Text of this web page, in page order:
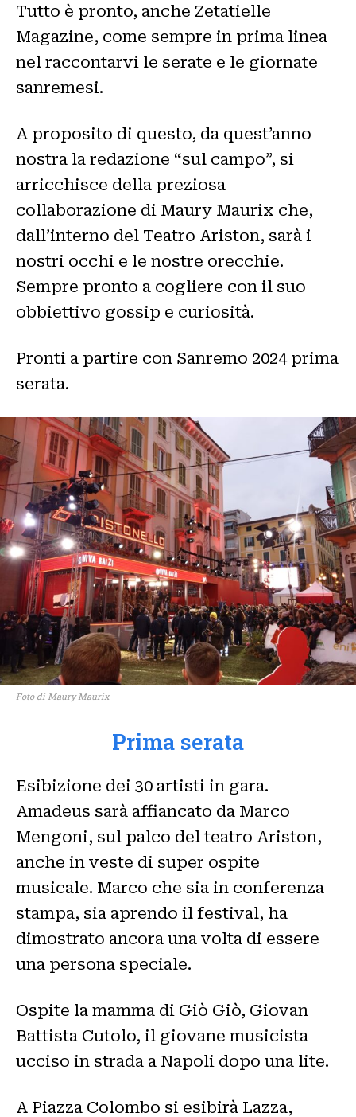
Tutto è pronto, anche Zetatielle
Magazine, come sempre in prima linea
nel raccontarvi le serate e le giornate
sanremesi.
A proposito di questo, da quest’anno
nostra la redazione “sul campo”, si
arricchisce della preziosa
collaborazione di Maury Maurix che,
dall’interno del Teatro Ariston, sarà i
nostri occhi e le nostre orecchie.
Sempre pronto a cogliere con il suo
obbiettivo gossip e curiosità.
Pronti a partire con Sanremo 2024 prima
serata.
Foto di Maury Maurix
Prima serata
Esibizione dei 30 artisti in gara.
Amadeus sarà affiancato da Marco
Mengoni, sul palco del teatro Ariston,
anche in veste di super ospite
musicale. Marco che sia in conferenza
stampa, sia aprendo il festival, ha
dimostrato ancora una volta di essere
una persona speciale.
Ospite la mamma di Giò Giò, Giovan
Battista Cutolo, il giovane musicista
ucciso in strada a Napoli dopo una lite.
A Piazza Colombo si esibirà Lazza,